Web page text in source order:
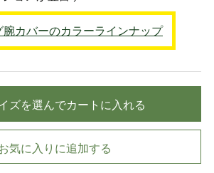
カバーのカラーラインナップ
ズを選んでカートに入れる
気に入りに追加する